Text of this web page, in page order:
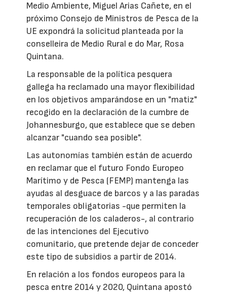
Medio Ambiente, Miguel Arias Cañete, en el
próximo Consejo de Ministros de Pesca de la
UE expondrá la solicitud planteada por la
conselleira de Medio Rural e do Mar, Rosa
Quintana.
La responsable de la política pesquera
gallega ha reclamado una mayor flexibilidad
en los objetivos amparándose en un "matiz"
recogido en la declaración de la cumbre de
Johannesburgo, que establece que se deben
alcanzar "cuando sea posible".
Las autonomías también están de acuerdo
en reclamar que el futuro Fondo Europeo
Marítimo y de Pesca (FEMP) mantenga las
ayudas al desguace de barcos y a las paradas
temporales obligatorias -que permiten la
recuperación de los caladeros-, al contrario
de las intenciones del Ejecutivo
comunitario, que pretende dejar de conceder
este tipo de subsidios a partir de 2014.
En relación a los fondos europeos para la
pesca entre 2014 y 2020, Quintana apostó